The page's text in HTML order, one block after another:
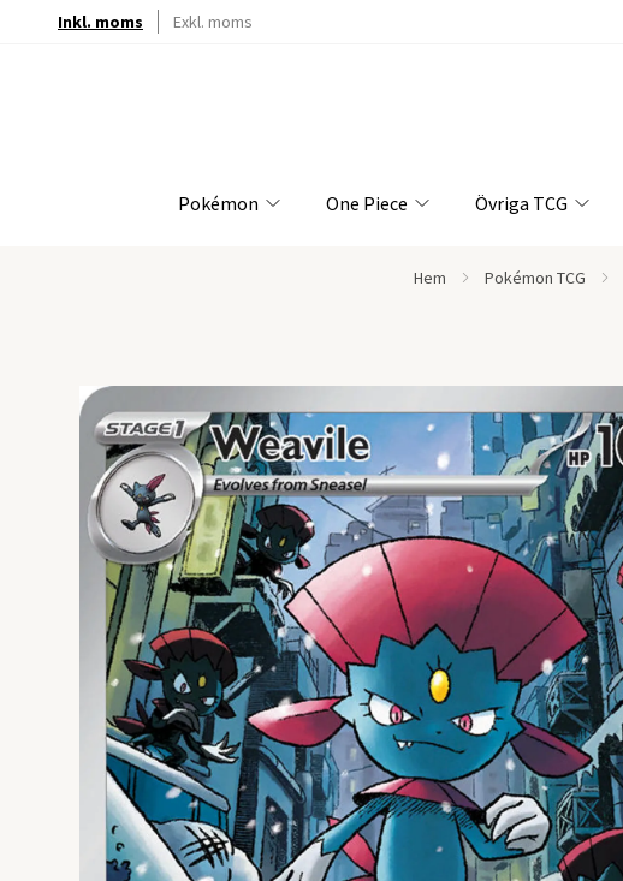
Inkl. moms Exkl. moms
Pokémon One Piece Övriga TCG
Hem Pokémon TCG